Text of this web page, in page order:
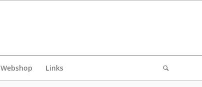
Webshop Links